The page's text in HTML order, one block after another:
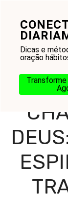
Dicas e
oração
conteúdo
Home-Blog-
Deus: A Jornada